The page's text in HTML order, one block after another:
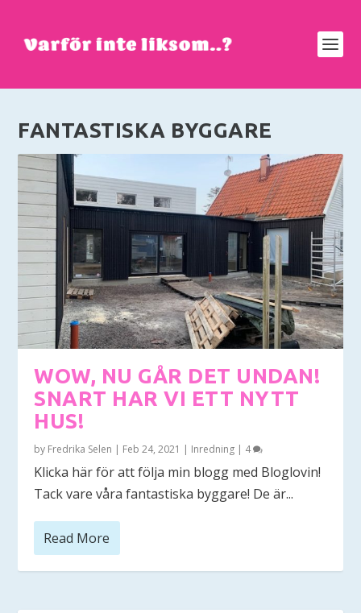
FANTASTISKA BYGGARE
WOW, NU GÅR DET UNDAN!
SNART HAR VI ETT NYTT
HUS!
by Fredrika Selen | Feb 24, 2021 | Inredning | 4
Klicka här för att följa min blogg med Bloglovin!
Tack vare våra fantastiska byggare! De är...
Read More